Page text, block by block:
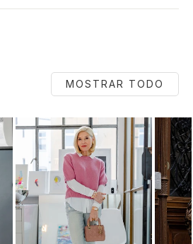
MOSTRAR TODO